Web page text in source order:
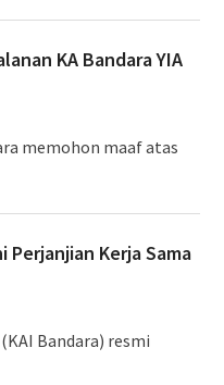
KA Bandara YIA
memohon maaf atas
Perjanjian Kerja Sama
Bandara) resmi